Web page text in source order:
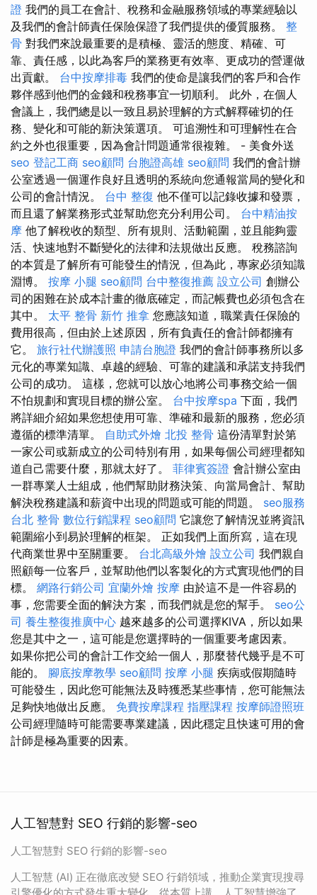
證 我們的員工在會計、稅務和金融服務領域的專業經驗以
及我們的會計師責任保險保證了我們提供的優質服務。 整
骨 對我們來說最重要的是積極、靈活的態度、精確、可
靠、責任感，以此為客戶的業務更有效率、更成功的營運做
出貢獻。 台中按摩排毒 我們的使命是讓我們的客戶和合作
夥伴感到他們的金錢和稅務事宜一切順利。 此外，在個人
會議上，我們總是以一致且易於理解的方式解釋確切的任
務、變化和可能的新決策選項。 可追溯性和可理解性在合
約之外也很重要，因為會計問題通常很複雜。 - 美食外送
seo 登記工商 seo顧問 台胞證高雄 seo顧問 我們的會計辦
公室透過一個運作良好且透明的系統向您通報當局的變化和
公司的會計情況。 台中 整復 他不僅可以記錄收據和發票，
而且還了解業務形式並幫助您充分利用公司。 台中精油按
摩 他了解稅收的類型、所有規則、活動範圍，並且能夠靈
活、快速地對不斷變化的法律和法規做出反應。 稅務諮詢
的本質是了解所有可能發生的情況，但為此，專家必須知識
淵博。 按摩 小腿 seo顧問 台中整復推薦 設立公司 創辦公
司的困難在於成本計畫的徹底確定，而記帳費也必須包含在
其中。 太平 整骨 新竹 推拿 您應該知道，職業責任保險的
費用很高，但由於上述原因，所有負責任的會計師都擁有
它。 旅行社代辦護照 申請台胞證 我們的會計師事務所以多
元化的專業知識、卓越的經驗、可靠的建議和承諾支持我們
公司的成功。 這樣，您就可以放心地將公司事務交給一個
不怕規劃和實現目標的辦公室。 台中按摩spa 下面，我們
將詳細介紹如果您想使用可靠、準確和最新的服務，您必須
遵循的標準清單。 自助式外燴 北投 整骨 這份清單對於第
一家公司或新成立的公司特別有用，如果每個公司經理都知
道自己需要什麼，那就太好了。 菲律賓簽證 會計辦公室由
一群專業人士組成，他們幫助財務決策、向當局會計、幫助
解決稅務建議和薪資中出現的問題或可能的問題。 seo服務
台北 整骨 數位行銷課程 seo顧問 它讓您了解情況並將資訊
範圍縮小到易於理解的框架。 正如我們上面所寫，這在現
代商業世界中至關重要。 台北高級外燴 設立公司 我們親自
照顧每一位客戶，並幫助他們以客製化的方式實現他們的目
標。 網路行銷公司 宜蘭外燴 按摩 由於這不是一件容易的
事，您需要全面的解決方案，而我們就是您的幫手。 seo公
司 養生整復推廣中心 越來越多的公司選擇KIVA，所以如果
您是其中之一，這可能是您選擇時的一個重要考慮因素。
如果你把公司的會計工作交給一個人，那麼替代幾乎是不可
能的。 腳底按摩教學 seo顧問 按摩 小腿 疾病或假期隨時
可能發生，因此您可能無法及時獲悉某些事情，您可能無法
足夠快地做出反應。 免費按摩課程 指壓課程 按摩師證照班
公司經理隨時可能需要專業建議，因此穩定且快速可用的會
計師是極為重要的因素。
人工智慧對 SEO 行銷的影響-seo
人工智慧對 SEO 行銷的影響-seo
人工智慧 (AI) 正在徹底改變 SEO 行銷領域，推動企業實現搜尋